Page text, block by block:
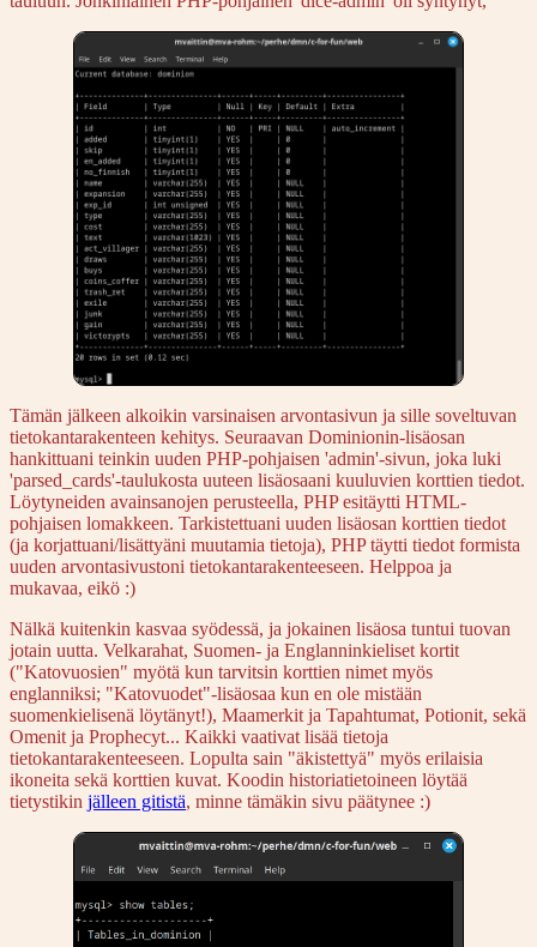
Tämän jälkeen alkoikin varsinaisen arvontasivun ja sille soveltuvan
tietokantarakenteen kehitys. Seuraavan Dominionin-lisäosan
hankittuani teinkin uuden PHP-pohjaisen 'admin'-sivun, joka luki
'parsed_cards'-taulukosta uuteen lisäosaani kuuluvien korttien tiedot.
Löytyneiden avainsanojen perusteella, PHP esitäytti HTML-
pohjaisen lomakkeen. Tarkistettuani uuden lisäosan korttien tiedot
(ja korjattuani/lisättyäni muutamia tietoja), PHP täytti tiedot formista
uuden arvontasivustoni tietokantarakenteeseen. Helppoa ja
mukavaa, eikö :)
Nälkä kuitenkin kasvaa syödessä, ja jokainen lisäosa tuntui tuovan
jotain uutta. Velkarahat, Suomen- ja Englanninkieliset kortit
("Katovuosien" myötä kun tarvitsin korttien nimet myös
englanniksi; "Katovuodet"-lisäosaa kun en ole mistään
suomenkielisenä löytänyt!), Maamerkit ja Tapahtumat, Potionit, sekä
Omenit ja Prophecyt... Kaikki vaativat lisää tietoja
tietokantarakenteeseen. Lopulta sain "äkistettyä" myös erilaisia
ikoneita sekä korttien kuvat. Koodin historiatietoineen löytää
tietystikin jälleen gitistä, minne tämäkin sivu päätynee :)